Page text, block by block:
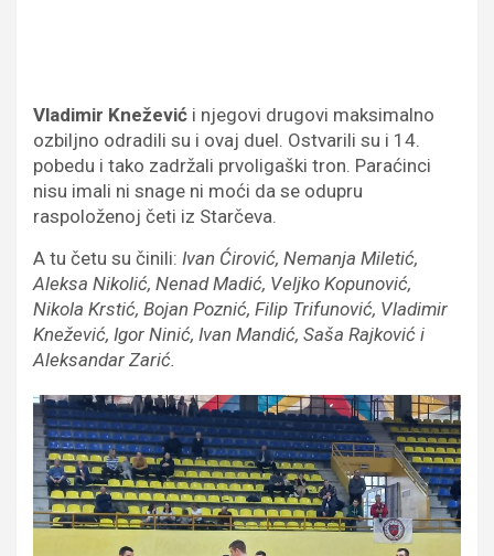
Vladimir Knežević i njegovi drugovi maksimalno
ozbiljno odradili su i ovaj duel. Ostvarili su i 14.
pobedu i tako zadržali prvoligaški tron. Paraćinci
nisu imali ni snage ni moći da se odupru
raspoloženoj četi iz Starčeva.
A tu četu su činili: Ivan Ćirović, Nemanja Miletić,
Aleksa Nikolić, Nenad Madić, Veljko Kopunović,
Nikola Krstić, Bojan Poznić, Filip Trifunović, Vladimir
Knežević, Igor Ninić, Ivan Mandić, Saša Rajković i
Aleksandar Zarić.